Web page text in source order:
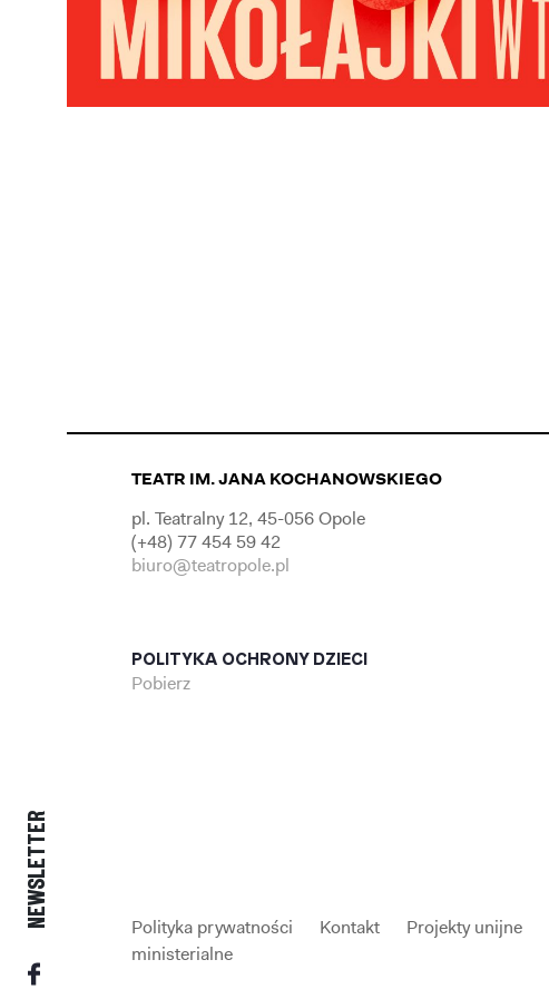
NEWSLETTER
TEATR IM. JANA KOCHANOWSKIEGO
pl. Teatralny 12, 45-056 Opole
(+48) 77 454 59 42
biuro@teatropole.pl
POLITYKA OCHRONY DZIECI
Pobierz
Polityka prywatności
Kontakt Projekty unijne
ministerialne